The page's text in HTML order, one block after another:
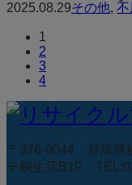
2025.08.29その他, 不
1
2
3
4
〒376-0044 群馬県
テ桐生店B1F